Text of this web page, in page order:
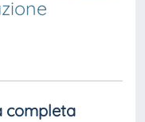
completa